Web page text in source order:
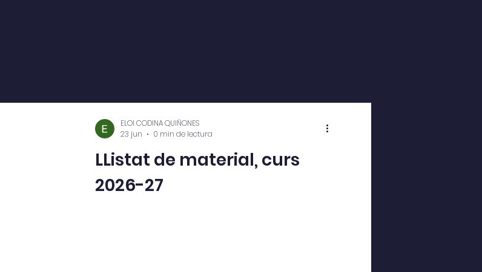
LListat de material, curs
2026-27
ELOI CODINA QUIÑONES
23 jun
0 min de lectura